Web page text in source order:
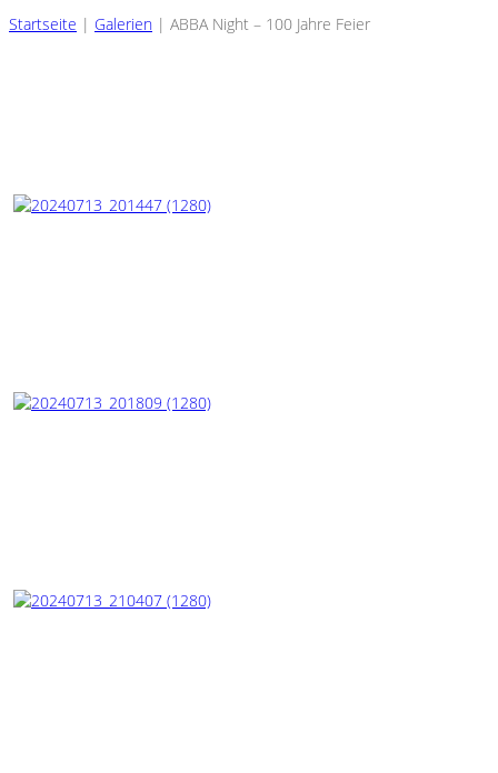
Startseite | Galerien | ABBA Night – 100 Jahre Feier